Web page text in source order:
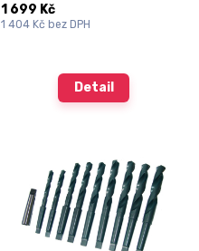
1 699 Kč
1 404 Kč bez DPH
Detail